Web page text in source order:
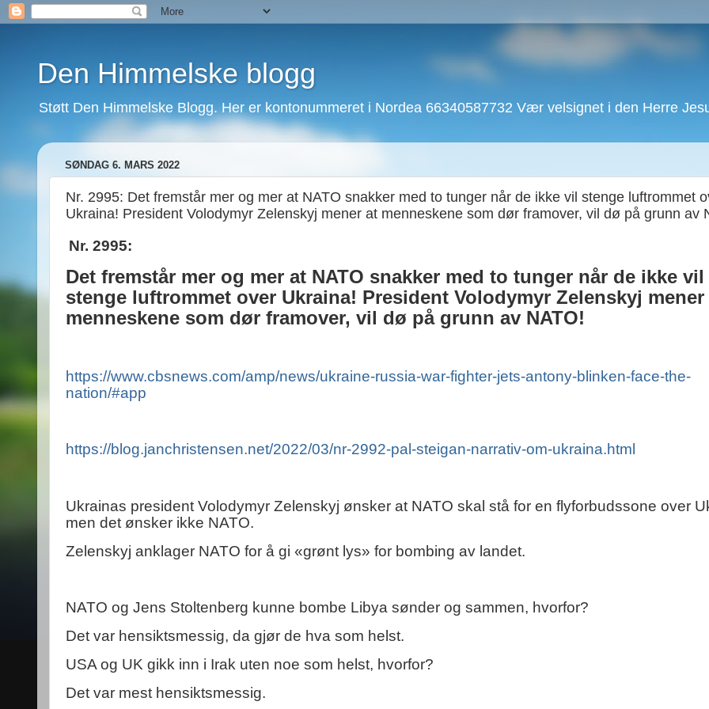
Den Himmelske blogg
Støtt Den Himmelske Blogg. Her er kontonummeret i Nordea 66340587732 Vær velsignet i den Herre
SØNDAG 6. MARS 2022
Nr. 2995: Det fremstår mer og mer at NATO snakker med to tunger når de ikke vil stenge luftrommet
Ukraina! President Volodymyr Zelenskyj mener at menneskene som dør framover, vil dø på grunn av
Nr. 2995:
Det fremstår mer og mer at NATO snakker med to tunger når de ikke vil
stenge luftrommet over Ukraina! President Volodymyr Zelenskyj mener
menneskene som dør framover, vil dø på grunn av NATO!
https://www.cbsnews.com/amp/news/ukraine-russia-war-fighter-jets-antony-blinken-face-the-
nation/#app
https://blog.janchristensen.net/2022/03/nr-2992-pal-steigan-narrativ-om-ukraina.html
Ukrainas president Volodymyr Zelenskyj ønsker at NATO skal stå for en flyforbudssone over
men det ønsker ikke NATO.
Zelenskyj anklager NATO for å gi «grønt lys» for bombing av landet.
NATO og Jens Stoltenberg kunne bombe Libya sønder og sammen, hvorfor?
Det var hensiktsmessig, da gjør de hva som helst.
USA og UK gikk inn i Irak uten noe som helst, hvorfor?
Det var mest hensiktsmessig.